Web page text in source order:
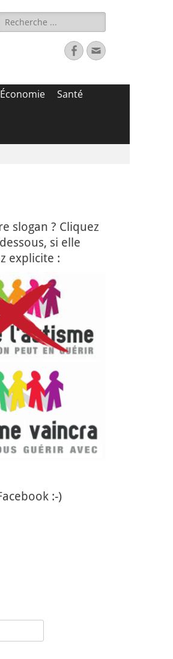
Rechercher :
FacebookAdresse
de
Économie
Santé
slogan ? Cliquez
si elle
explicite :
:-)